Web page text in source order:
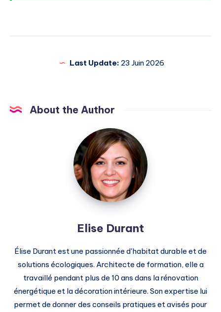
Last Update: 23 Juin 2026
About the Author
Elise
Durant
Elise Durant
Élise Durant est une passionnée d'habitat durable et de
solutions écologiques. Architecte de formation, elle a
travaillé pendant plus de 10 ans dans la rénovation
énergétique et la décoration intérieure. Son expertise lui
permet de donner des conseils pratiques et avisés pour